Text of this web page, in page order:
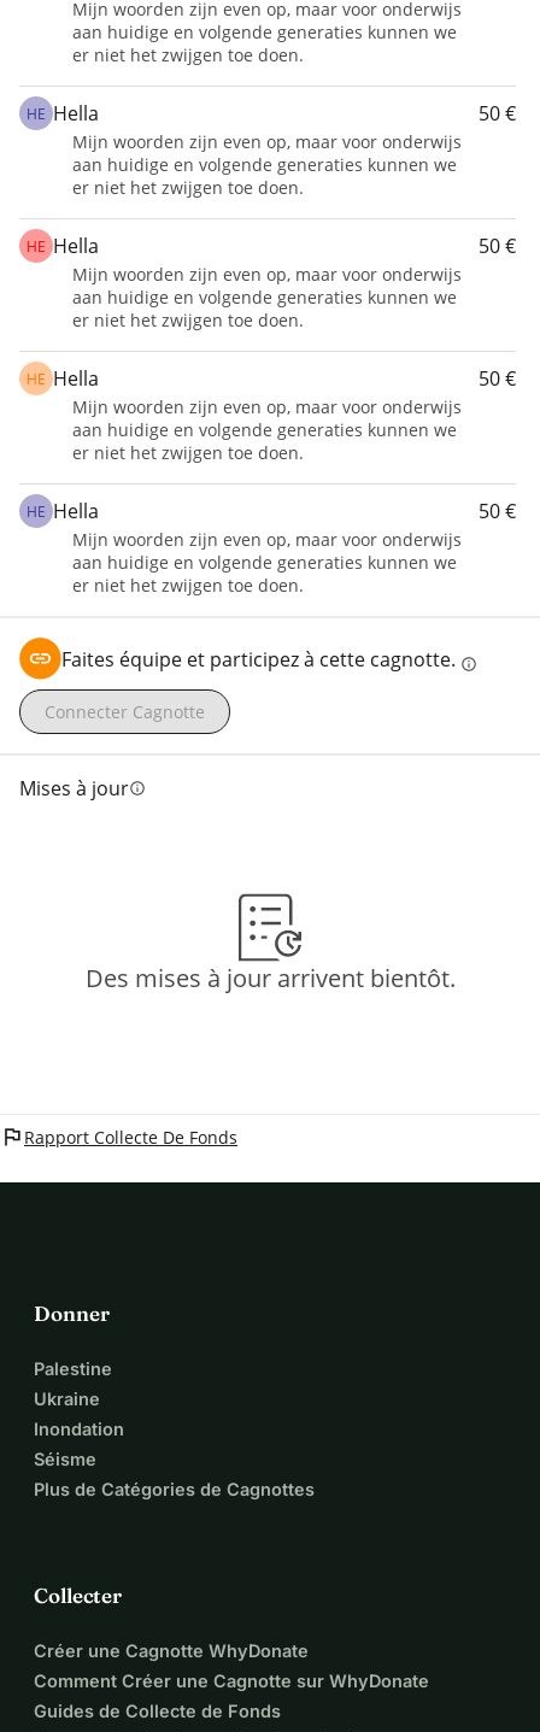
pour les enfants ayant des besoins particuliers et une
pour l'enseignement régulier.
Pour chaque 500 €, un enfant supplémentaire peut
bénéficier d'une année d'éducation.
Nous visons à offrir un endroit sûr pour au moins 20
enfants à l'école Hope Flowers.
Mijn woorden zijn even op, maar voor onderwijs
aan huidige en volgende generaties kunnen we
er niet het zwijgen toe doen.
HE Hella 50 €
Mijn woorden zijn even op, maar voor onderwijs
aan huidige en volgende generaties kunnen we
er niet het zwijgen toe doen.
HE Hella 50 €
Mijn woorden zijn even op, maar voor onderwijs
aan huidige en volgende generaties kunnen we
er niet het zwijgen toe doen.
HE Hella 50 €
Mijn woorden zijn even op, maar voor onderwijs
aan huidige en volgende generaties kunnen we
er niet het zwijgen toe doen.
HE Hella 50 €
Mijn woorden zijn even op, maar voor onderwijs
aan huidige en volgende generaties kunnen we
er niet het zwijgen toe doen.
Faites équipe et participez à cette cagnotte. info
Connecter Cagnotte
Mises à jourinfo
Des mises à jour arrivent bientôt.
flag Rapport Collecte De Fonds
Donner
Palestine
Ukraine
Inondation
Séisme
Plus de Catégories de Cagnottes
Collecter
Créer une Cagnotte WhyDonate
Comment Créer une Cagnotte sur WhyDonate
Guides de Collecte de Fonds